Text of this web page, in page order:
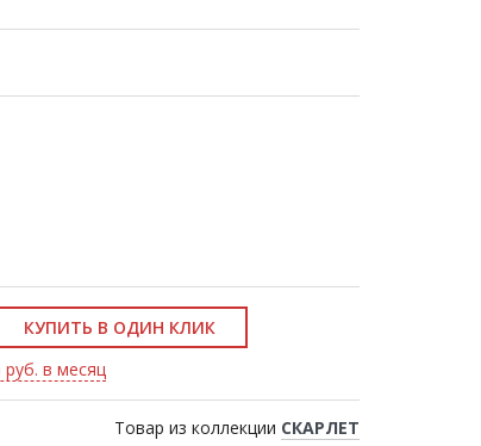
КУПИТЬ В ОДИН КЛИК
руб. в месяц
Товар из коллекции СКАРЛЕТ